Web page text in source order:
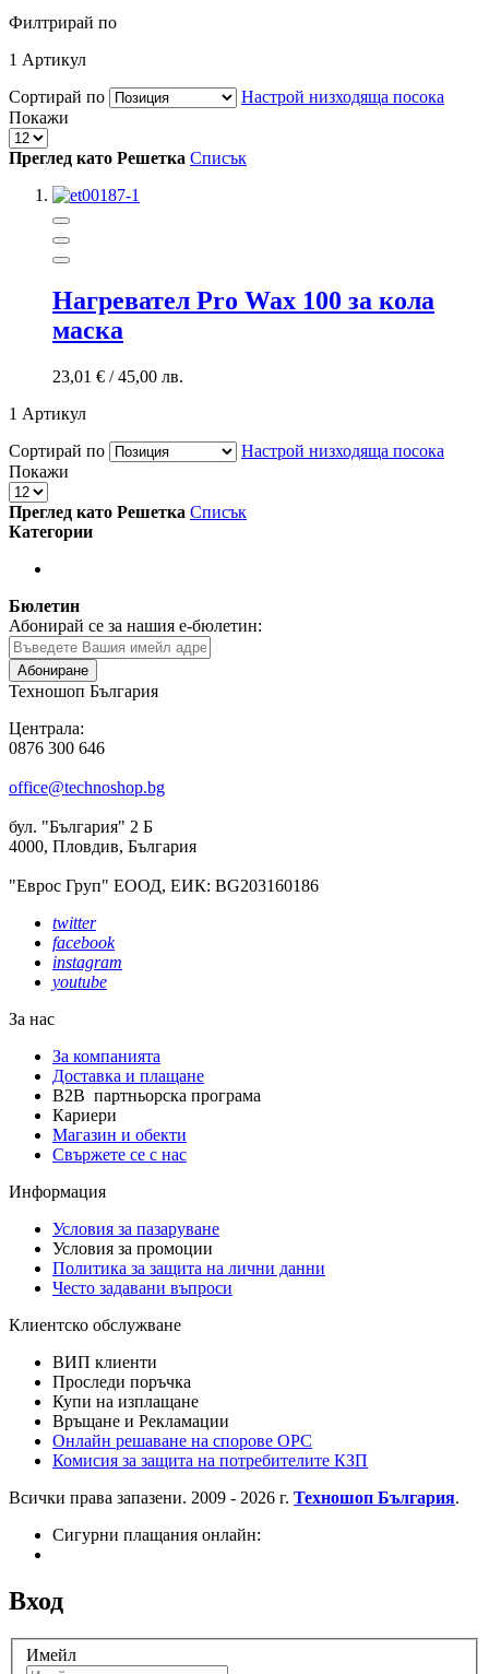
Филтрирай по
1 Артикул
Сортирай по
Настрой низходяща посока
Покажи
Преглед като Решетка Списък
Нагревател Pro Wax 100 за кола
маска
23,01 € /45,00 лв.
1 Артикул
Сортирай по
Настрой низходяща посока
Покажи
Преглед като Решетка Списък
Категории
Бюлетин
Абонирай се за нашия е-бюлетин:
Абониране
Техношоп България
Централа:
0876 300 646
office@technoshop.bg
бул. "България" 2 Б
4000, Пловдив, България
"Еврос Груп" ЕООД, ЕИК: BG203160186
twitter
facebook
instagram
youtube
За нас
За компанията
Доставка и плащане
B2B партньорска програма
Кариери
Магазин и обекти
Свържете се с нас
Информация
Условия за пазаруване
Условия за промоции
Политика за защита на лични данни
Често задавани въпроси
Клиентско обслужване
ВИП клиенти
Проследи поръчка
Купи на изплащане
Връщане и Рекламации
Онлайн решаване на спорове OPC
Комисия за защита на потребителите КЗП
Всички права запазени. 2009 - 2026 г. Техношоп България.
Сигурни плащания онлайн:
Вход
Имейл